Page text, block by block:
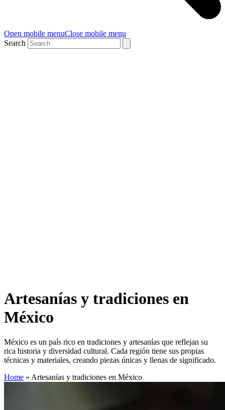
Open mobile menuClose mobile menu
Search
Artesanías y tradiciones en
México
México es un país rico en tradiciones y artesanías que reflejan su
rica historia y diversidad cultural. Cada región tiene sus propias
técnicas y materiales, creando piezas únicas y llenas de significado.
Home » Artesanías y tradiciones en México